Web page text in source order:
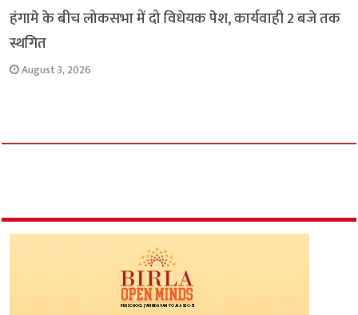
हंगामे के बीच लोकसभा में दो विधेयक पेश, कार्यवाही 2 बजे तक
स्थगित
August 3, 2026